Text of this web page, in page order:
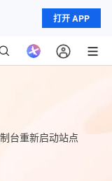
打开 APP
台重新启动站点